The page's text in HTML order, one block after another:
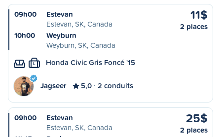
09h00
Estevan
Estevan, SK, Canada
10h00
Weyburn
Weyburn, SK, Canada
11$
2 places
L Honda Civic Gris Foncé '15
Jagseer 5,0 2 conduits
09h00
Estevan
Estevan, SK, Canada
25$
2 places